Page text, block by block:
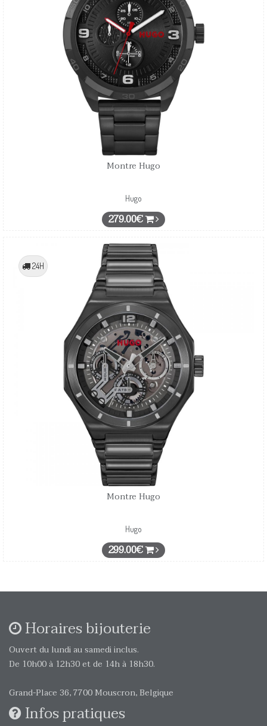
Montre Hugo
Hugo
279.00€
24H
Montre Hugo
Hugo
299.00€
Horaires bijouterie
Ouvert du lundi au samedi inclus.
De 10h00 à 12h30 et de 14h à 18h30.
Grand-Place 36, 7700 Mouscron, Belgique
Infos pratiques